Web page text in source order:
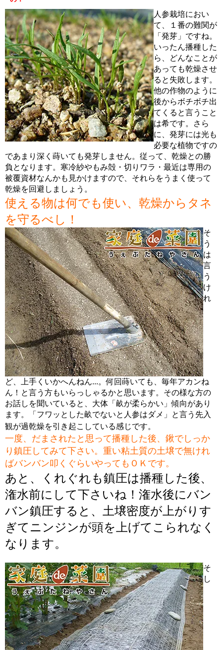
人参栽培におい
て、１番の難関が
「発芽」ですね。
いったん播種した
ら、どんなことが
あっても乾燥させ
ると失敗します。
他の作物のように
後からボチボチ出
てくると言うこと
は希です。さら
に、発芽には光も
必要な植物ですの
であまり深く蒔いても発芽しません。従って、乾燥との勝
負となります。寒冷紗やもみ殻・切りワラ・最近は専用の
被覆資材なんかも見かけますので、それらをうまく使って
乾燥を回避しましょう。
使える物は何でも使い、乾燥からタネ
を守るべし！
そ
う
は
言
う
け
れ
ど、上手くいかへんねん...。何回蒔いても、毎年アカンね
ん！と言う方もいらっしゃるかと思います。その様な方の
お話しを聞いていると、大体「畝が柔らかい」傾向があり
ます。「フワッとした畝でないと人参はダメ」と言う先入
観が過乾燥を引き起こしている感じです。
一度、だまされたと思って播種した後、鍬でしっか
り鎮圧してみて下さい。重い粘土質の土壌で無けれ
ばバンバン叩くぐらいやってもＯＫです。
あと、くれぐれも鎮圧は播種した後、
潅水前にして下さいね！潅水後にバン
バン鎮圧すると、土壌密度が上がりす
ぎてニンジンが頭を上げてこられなく
なります。
そ
し